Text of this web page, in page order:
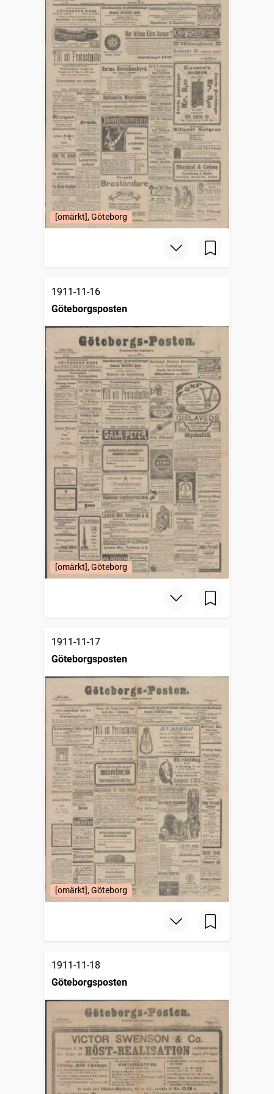
[omärkt], Göteborg
1911-11-16
Göteborgsposten
[omärkt], Göteborg
1911-11-17
Göteborgsposten
[omärkt], Göteborg
1911-11-18
Göteborgsposten